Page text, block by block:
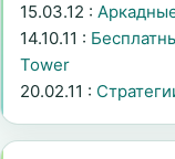
15.03.12 :
14.10.11 :
Tower
20.02.11 :